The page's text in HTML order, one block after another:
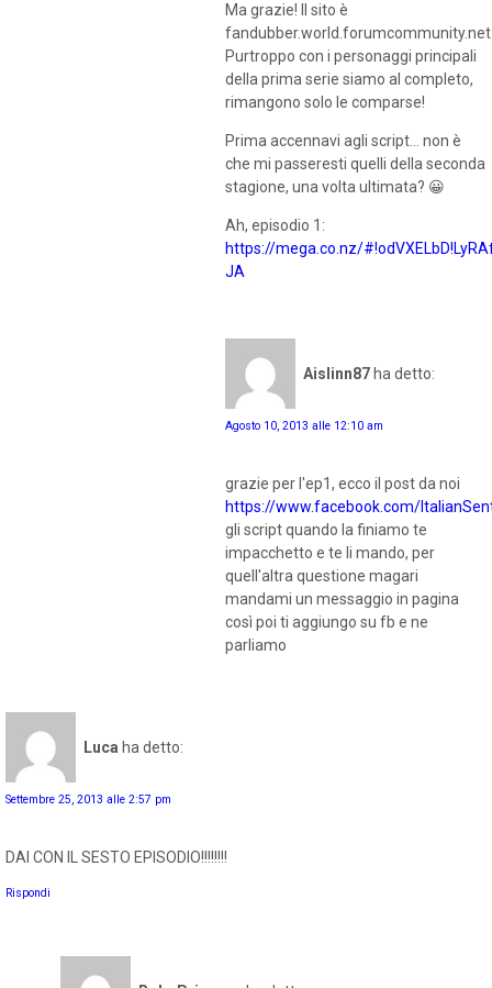
Ma grazie! Il sito è
fandubber.world.forumcommunity.net
Purtroppo con i personaggi principali
della prima serie siamo al completo,
rimangono solo le comparse!
Prima accennavi agli script... non è
che mi passeresti quelli della seconda
stagione, una volta ultimata? 😀
Ah, episodio 1:
https://mega.co.nz/
JA
Aislinn87 ha detto:
Agosto 10, 2013 alle 12:10 am
grazie per l'ep1, ecco il post da noi
https://www.facebook.com/
gli script quando la finiamo te
impacchetto e te li mando, per
quell'altra questione magari
mandami un messaggio in pagina
così poi ti aggiungo su fb e ne
parliamo
Luca ha detto:
Settembre 25, 2013 alle 2:57 pm
DAI CON IL SESTO EPISODIO!!!!!!!!
Rispondi